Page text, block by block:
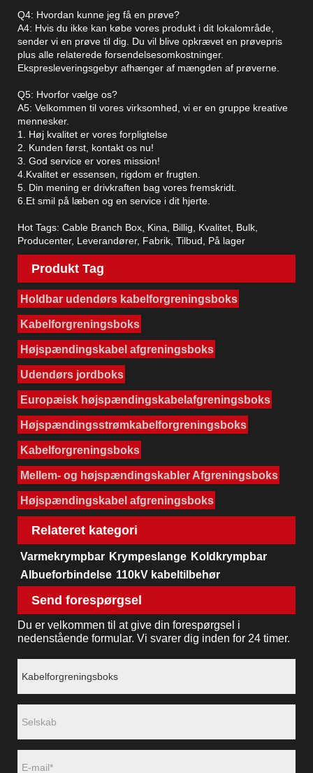
Q4: Hvordan kunne jeg få en prøve?
A4: Hvis du ikke kan købe vores produkt i dit lokalområde,
sender vi en prøve til dig. Du vil blive opkrævet en prøvepris
plus alle relaterede forsendelsesomkostninger.
Ekspresleveringsgebyr afhænger af mængden af ​​prøverne.
Q5: Hvorfor vælge os?
A5: Velkommen til vores virksomhed, vi er en gruppe kreative
mennesker.
1. Høj kvalitet er vores forpligtelse
2. Kunden først, kontakt os nu!
3. God service er vores mission!
4.Kvalitet er essensen, rigdom er frugten.
5. Din mening er drivkraften bag vores fremskridt.
6.Et smil på læben og en service i dit hjerte.
Hot Tags: Cable Branch Box, Kina, Billig, Kvalitet, Bulk,
Producenter, Leverandører, Fabrik, Tilbud, På lager
Produkt Tag
Holdbar udendørs kabelforgreningsboks
Kabelforgreningsboks
Højspændingskabel afgreningsboks
Udendørs jordboks
Europæisk højspændingskabelafgreningsboks
Højspændingsstrømkabelforgreningsboks
Kabelforgreningsboks
Mellem- og højspændingskabler Afgreningsboks
Højspændingskabel afgreningsboks
Relateret kategori
Varmekrympbar Krympeslange Koldkrympbar
Albueforbindelse 110kV kabeltilbehør
Send forespørgsel
Du er velkommen til at give din forespørgsel i
nedenstående formular. Vi svarer dig inden for 24 timer.